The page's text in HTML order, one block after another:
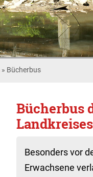
» Bücherbus
Bücherbus
Besonders vor
Erwachsene